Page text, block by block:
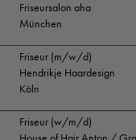
Friseursalon aha
München
Friseur (m/w/d)
Hendrikje Haardesign
Köln
Friseur (w/m/d)